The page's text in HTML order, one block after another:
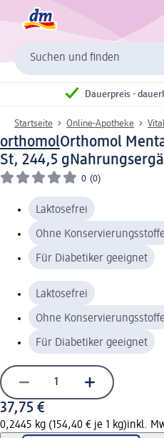
Suchen und finden
Dauerpreis -
Startseite Online-Apotheke
orthomolOrthomol
St, 244,5 g
0 (0)
Laktosefrei
Ohne Konservierungsstoffe
Für Diabetiker geeignet
Laktosefrei
Ohne Konservierungsstoffe
Für Diabetiker geeignet
37,75 €
0,2445 kg (154,40 € je 1 kg)inkl.